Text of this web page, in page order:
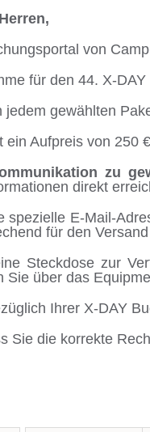
von
für den 44. X-
jedem gewählten
ein Aufpreis von 250
zu
direkt
spezielle E-Mail-
für den
Steckdose zur
Sie über das
Ihrer X-DAY
Sie die korrekte